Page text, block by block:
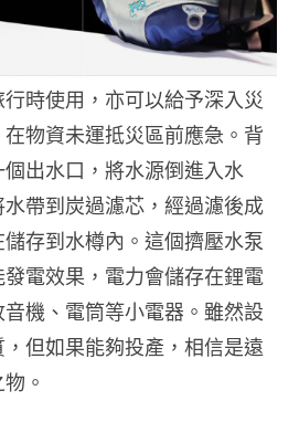
時使用，亦可以給予深入災
物資未運抵災區前應急。背
出水口，將水源倒進入水
帶到炭過濾芯，經過濾後成
存到水樽內。這個擠壓水泵
電效果，電力會儲存在鋰電
機、電筒等小電器。雖然設
但如果能夠投產，相信是遠
。